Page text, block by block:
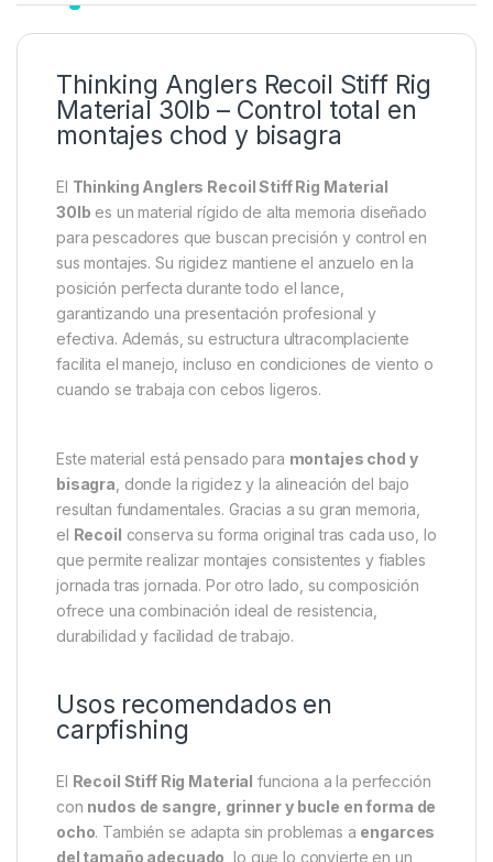
Descripción Specification
Thinking Anglers Recoil Stiff Rig
Material 30lb – Control total en
montajes chod y bisagra
ElThinking Anglers Recoil Stiff Rig Material
30lbes un material rígido de alta memoria diseñado
para pescadores que buscan precisión y control en
sus montajes. Su rigidez mantiene el anzuelo en la
posición perfecta durante todo el lance,
garantizando una presentación profesional y
efectiva. Además, su estructura ultracomplaciente
facilita el manejo, incluso en condiciones de viento o
Este material está pensado para
bisagra
, donde la rigidez y la alineación del bajo
resultan fundamentales. Gracias a su gran memoria,
elRecoilconserva su forma original tras cada uso, lo
que permite realizar montajes consistentes y fiables
jornada tras jornada. Por otro lado, su composición